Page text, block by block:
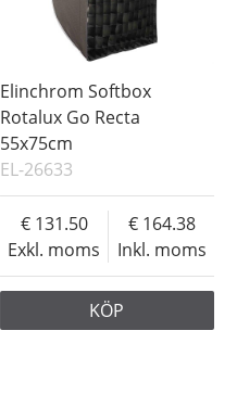
Elinchrom Softbox
Rotalux Go Recta
55x75cm
EL-26633
Exkl. moms
131.50
Inkl. moms
164.38
KÖP